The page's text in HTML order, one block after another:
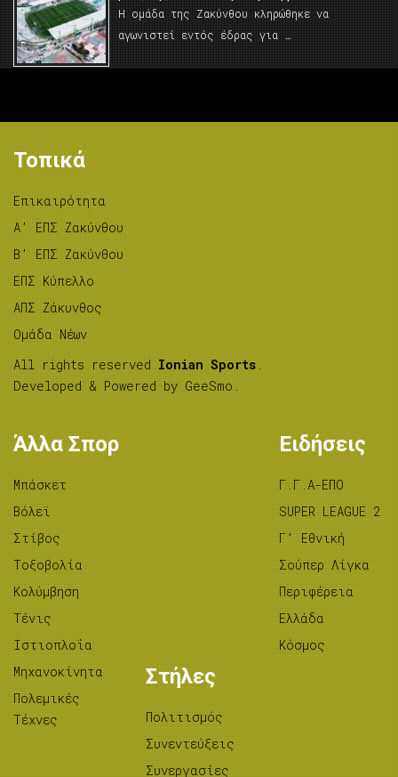
Η ομάδα της Ζακύνθου κληρώθηκε να
αγωνιστεί εντός έδρας για …
Τοπικά
Επικαιρότητα
A’ ΕΠΣ Ζακύνθου
B’ ΕΠΣ Ζακύνθου
ΕΠΣ Κύπελλο
ΑΠΣ Ζάκυνθος
Ομάδα Νέων
All rights reserved Ionian Sports .
Developed & Powered by GeeSmo .
Άλλα Σπορ
Μπάσκετ
Βόλεϊ
Στίβος
Tοξοβολία
Κολύμβηση
Τένις
Ιστιοπλοΐα
Μηχανοκίνητα
Πολεμικές
Τέχνες
Ειδήσεις
Γ.Γ.Α-ΕΠΟ
SUPER LEAGUE 2
Γ’ Εθνική
Σούπερ Λίγκα
Περιφέρεια
Ελλάδα
Κόσμος
Στήλες
Πολιτισμός
Συνεντεύξεις
Συνεργασίες